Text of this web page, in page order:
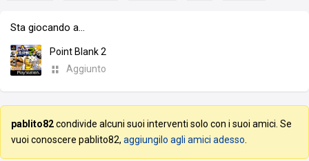
Sta giocando a…
Point Blank 2
Aggiunto
pablito82condivide alcuni suoi interventi solo con i suoi amici. Se
vuoi conoscere pablito82, aggiungilo agli amici adesso